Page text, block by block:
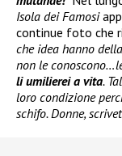
Isola dei Famosi
continue foto che
che idea hanno
non le
li umilierei a vita.
loro condizione
schifo. Donne,